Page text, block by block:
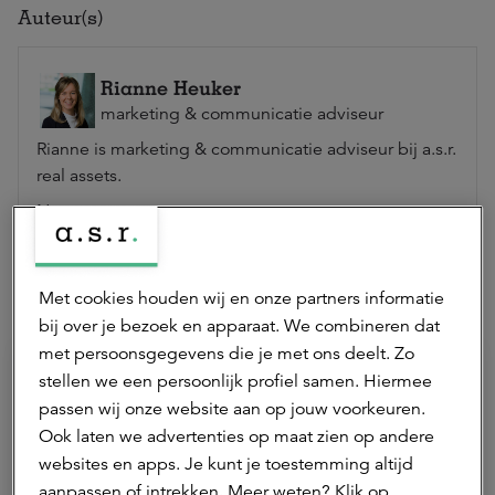
Auteur(s)
Rianne Heuker
marketing & communicatie adviseur
Rianne is marketing & communicatie adviseur bij a.s.r.
real assets.
Neem contact op
Hierna lezen
Met cookies houden wij en onze partners informatie
bij over je bezoek en apparaat. We combineren dat
met persoonsgegevens die je met ons deelt. Zo
stellen we een persoonlijk profiel samen. Hiermee
passen wij onze website aan op jouw voorkeuren.
Ook laten we advertenties op maat zien op andere
websites en apps. Je kunt je toestemming altijd